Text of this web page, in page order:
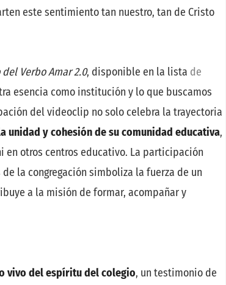
este sentimiento tan nuestro, tan de Cristo
Verbo Amar 2.0, disponible en la lista de
esencia como institución y lo que buscamos
del videoclip no solo celebra la trayectoria
unidad y cohesión de su comunidad educativa,
otros centros educativo. La participación
la congregación simboliza la fuerza de un
a la misión de formar, acompañar y
vivo del espíritu del colegio, un testimonio de